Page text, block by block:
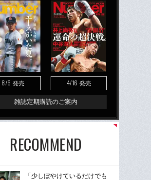
8/6 発売 4/16 発売
雑誌定期購読のご案内
RECOMMEND
「少しぼやけているだけでも